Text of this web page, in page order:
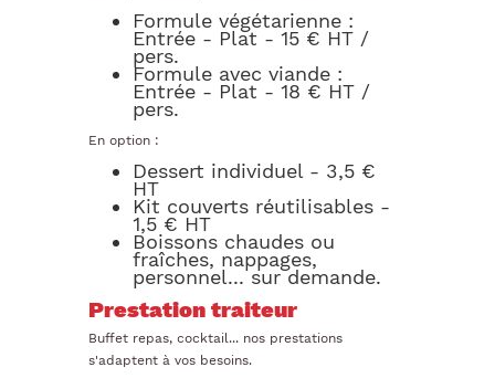
Formule végétarienne :
Entrée - Plat - 15 € HT /
pers.
Formule avec viande :
Entrée - Plat - 18 € HT /
pers.
En option :
Dessert individuel - 3,5 €
HT
Kit couverts réutilisables -
1,5 € HT
Boissons chaudes ou
fraîches, nappages,
personnel... sur demande.
Prestation traiteur
Buffet repas, cocktail... nos prestations
s'adaptent à vos besoins.